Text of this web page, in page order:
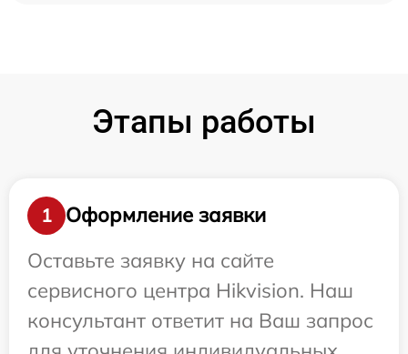
Этапы работы
1
Оформление заявки
Оставьте заявку на сайте
сервисного центра Hikvision. Наш
консультант ответит на Ваш запрос